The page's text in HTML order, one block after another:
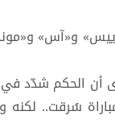
و«آس»
أن الحكم شدّد
سُرقت..